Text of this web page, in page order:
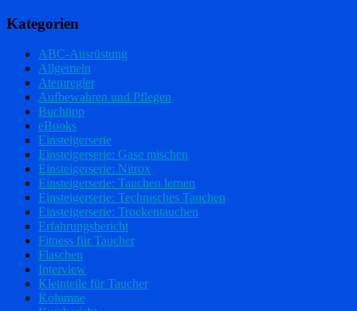
Kategorien
ABC-Ausrüstung
Allgemein
Atemregler
Aufbewahren und Pflegen
Buchtipp
eBooks
Einsteigerserie
Einsteigerserie: Gase mischen
Einsteigerserie: Nitrox
Einsteigerserie: Tauchen lernen
Einsteigerserie: Technisches Tauchen
Einsteigerserie: Trockentauchen
Erfahrungsbericht
Fitness für Taucher
Flaschen
Interview
Kleinteile für Taucher
Kolumne